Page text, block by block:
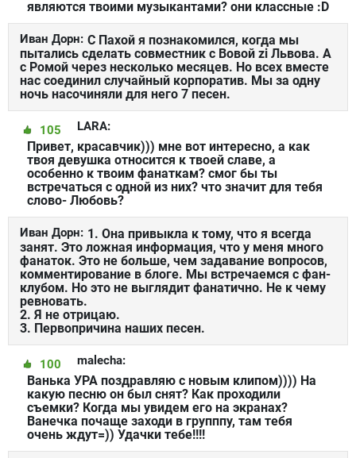
являются твоими музыкантами? они классные :D
Иван Дорн: С Пахой я познакомился, когда мы
пытались сделать совместник с Вовой zi Львова. А
с Ромой через несколько месяцев. Но всех вместе
нас соединил случайный корпоратив. Мы за одну
ночь насочиняли для него 7 песен.
LARA:
105
Привет, красавчик))) мне вот интересно, а как
твоя девушка относится к твоей славе, а
особенно к твоим фанаткам? смог бы ты
встречаться с одной из них? что значит для тебя
слово- Любовь?
Иван Дорн: 1. Она привыкла к тому, что я всегда
занят. Это ложная информация, что у меня много
фанаток. Это не больше, чем задавание вопросов,
комментирование в блоге. Мы встречаемся с фан-
клубом. Но это не выглядит фанатично. Не к чему
ревновать.
2. Я не отрицаю.
3. Первопричина наших песен.
malecha:
100
Ванька УРА поздравляю с новым клипом)))) На
какую песню он был снят? Как проходили
съемки? Когда мы увидем его на экранах?
Ванечка почаще заходи в групппу, там тебя
очень ждут=)) Удачки тебе!!!!